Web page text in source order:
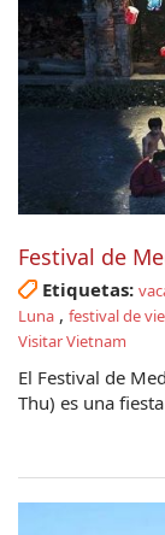
Festival de
Etiquetas:
Luna , festival de
Visitar Vietnam
El Festival de
Thu) es una